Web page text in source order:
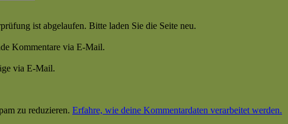
ist abgelaufen. Bitte laden Sie die Seite neu.
Kommentare via E-Mail.
via E-Mail.
zu reduzieren. Erfahre, wie deine Kommentardaten verarbeitet werden.